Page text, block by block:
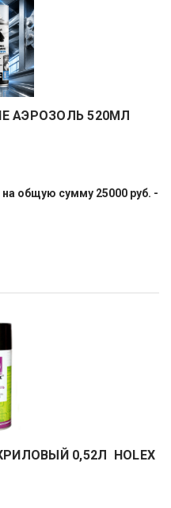
АЭРОЗОЛЬ 520МЛ
общую сумму 25000 руб. -
0,52Л HOLEX